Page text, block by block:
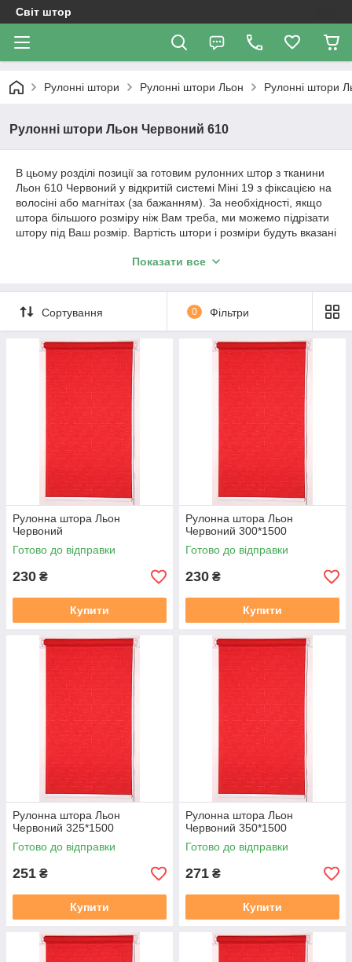
Світ штор
Рулонні штори Рулонні штори Льон Рулонні штори
Рулонні штори Льон Червоний 610
В цьому розділі позиції за готовим рулонних штор з тканини
Льон 610 Червоний у відкритій системі Міні 19 з фіксацією на
волосіні або магнітах (за бажанням). За необхідності, якщо
штора більшого розміру ніж Вам треба, ми можемо підрізати
штору під Ваш розмір. Вартість штори і розміри будуть вказані
Важливо!!! Як відбувається робота з нами. Ми
працюємо з усією Україною!
дзвінком або повідомленням в Вайбер.
2. Термін виготовлення 3-5 днів, залежно від тканини, і від
3. Відправка готового замовлення здійснюється згідно з
немає Вайбера, то звичайним СМС!!!
В даному розділі вказана ціна на рулонні штори у відкритій
системі (Міні 19), ширина штори вказана з тканини, отже
готовий замовлення входить повний монтажний комплект
(рулонна штора в зборі (штора намотане на вал з металевою
нижньою планкою), саморізи, для відкритої системи Міні 19
фіксація на волосіні або магнітах, на вибір. Штора
прикручується до вікна за допомогою саморізів, вони в
комплекті є.
Заміряти потрібно скло плюс штапик з двох сторін, там де
штапик входить в раму є стик, ось від такого стику з одного
боку, до такого ж стику з іншого боку, це і буде розмір по
тканині який вказаний на сайті.
https://mir-shtor.org/cp49985-
kak-pravilno-zameryat-rulonnye-shtory.html
Показати все
Сортування 0 Фільтри
Рулонна штора Льон
Червоний
Готово до відправки
230 ₴
Купити
Рулонна штора Льон
Червоний 300*1500
Готово до відправки
230 ₴
Купити
Рулонна штора Льон
Червоний 325*1500
Готово до відправки
251 ₴
Купити
Рулонна штора Льон
Червоний 350*1500
Готово до відправки
271 ₴
Купити